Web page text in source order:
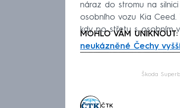
náraz do stromu na
osobního vozu Kia Ceed.
kdy po střetu s osobním
MOHLO VÁM
neukázněné Čechy
Škoda Superb
ČTK